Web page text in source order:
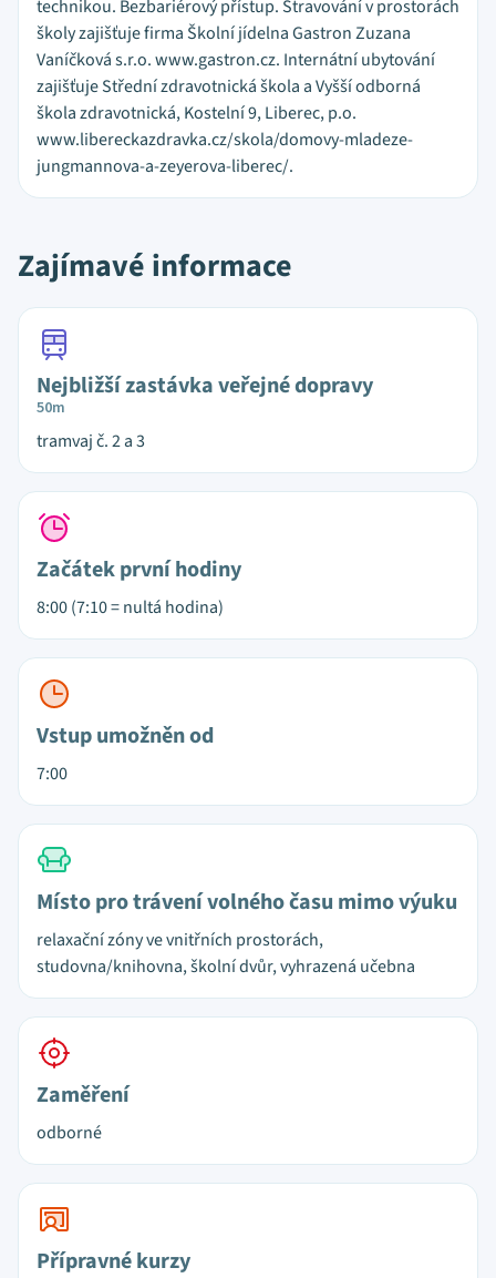
technikou. Bezbariérový přístup. Stravování v prostorách
školy zajišťuje firma Školní jídelna Gastron Zuzana
Vaníčková s.r.o. www.gastron.cz. Internátní ubytování
zajišťuje Střední zdravotnická škola a Vyšší odborná
škola zdravotnická, Kostelní 9, Liberec, p.o.
www.libereckazdravka.cz/skola/domovy-mladeze-
jungmannova-a-zeyerova-liberec/.
Zajímavé informace
Nejbližší zastávka veřejné dopravy
50m
tramvaj č. 2 a 3
Začátek první hodiny
8:00 (7:10 = nultá hodina)
Vstup umožněn od
7:00
Místo pro trávení volného času mimo výuku
relaxační zóny ve vnitřních prostorách,
studovna/knihovna, školní dvůr, vyhrazená učebna
Zaměření
odborné
Přípravné kurzy